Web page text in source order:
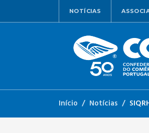
NOTÍCIAS
Início Notícias